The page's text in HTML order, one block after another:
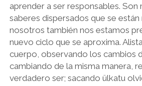
aprender a ser responsables. Son
saberes dispersados que se
nosotros también nos estamos
nuevo ciclo que se aproxima.
cuerpo, observando los cambios
cambiando de la misma manera,
verdadero ser; sacando ülkatu